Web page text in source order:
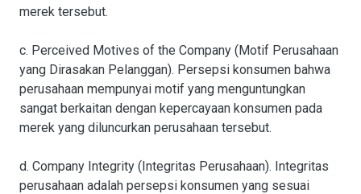
merek tersebut.
c. Perceived Motives of the Company (Motif Perusahaan
yang Dirasakan Pelanggan). Persepsi konsumen bahwa
perusahaan mempunyai motif yang menguntungkan
sangat berkaitan dengan kepercayaan konsumen pada
merek yang diluncurkan perusahaan tersebut.
d. Company Integrity (Integritas Perusahaan). Integritas
perusahaan adalah persepsi konsumen yang sesuai